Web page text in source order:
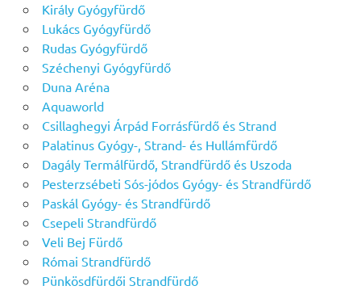
Király Gyógyfürdő
Lukács Gyógyfürdő
Rudas Gyógyfürdő
Széchenyi Gyógyfürdő
Duna Aréna
Aquaworld
Csillaghegyi Árpád Forrásfürdő és Strand
Palatinus Gyógy-, Strand- és Hullámfürdő
Dagály Termálfürdő, Strandfürdő és Uszoda
Pesterzsébeti Sós-jódos Gyógy- és Strandfürdő
Paskál Gyógy- és Strandfürdő
Csepeli Strandfürdő
Veli Bej Fürdő
Római Strandfürdő
Pünkösdfürdői Strandfürdő